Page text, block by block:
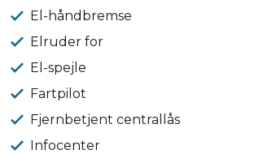
El-håndbremse
Elruder for
El-spejle
Fartpilot
Fjernbetjent centrallås
Infocenter